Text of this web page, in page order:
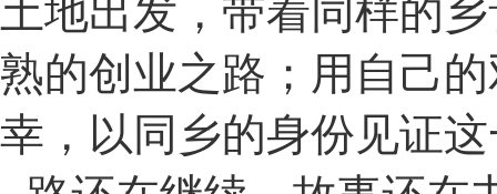
土地出发，带着同样的
熟的创业之路；用自己
幸，以同乡的身份见证